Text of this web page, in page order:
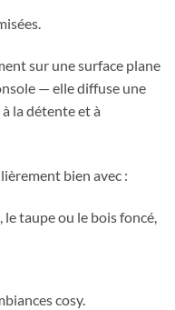
sur une surface plane
— elle diffuse une
la détente et à
bien avec :
taupe ou le bois foncé,
cosy.